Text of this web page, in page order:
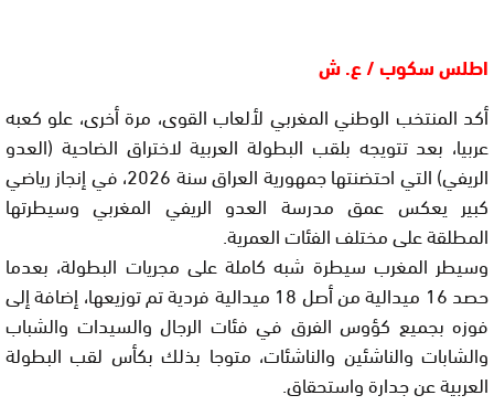
اطلس سكوب / ع. ش
أكد المنتخب الوطني المغربي لألعاب القوى، مرة أخرى، علو كعبه
عربيا، بعد تتويجه بلقب البطولة العربية لاختراق الضاحية (العدو
الريفي) التي احتضنتها جمهورية العراق سنة 2026، في إنجاز رياضي
كبير يعكس عمق مدرسة العدو الريفي المغربي وسيطرتها
المطلقة على مختلف الفئات العمرية.
وسيطر المغرب سيطرة شبه كاملة على مجريات البطولة، بعدما
حصد 16 ميدالية من أصل 18 ميدالية فردية تم توزيعها، إضافة إلى
فوزه بجميع كؤوس الفرق في فئات الرجال والسيدات والشباب
والشابات والناشئين والناشئات، متوجا بذلك بكأس لقب البطولة
العربية عن جدارة واستحقاق.